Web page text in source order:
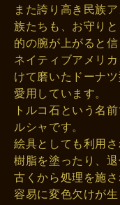
また誇り高き民族
族たちも、お守り
的の腕が上がると信
ネイティブアメリ
けて磨いたドーナ
愛用しています。
トルコ石という名
ルシャです。
絵具としても利用
樹脂を塗ったり、
古くから処理を施さ
容易に変色欠けが